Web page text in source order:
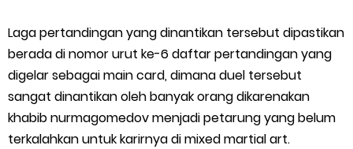
Laga pertandingan yang dinantikan tersebut dipastikan
berada di nomor urut ke-6 daftar pertandingan yang
digelar sebagai main card, dimana duel tersebut
sangat dinantikan oleh banyak orang dikarenakan
khabib nurmagomedov menjadi petarung yang belum
terkalahkan untuk karirnya di mixed martial art.